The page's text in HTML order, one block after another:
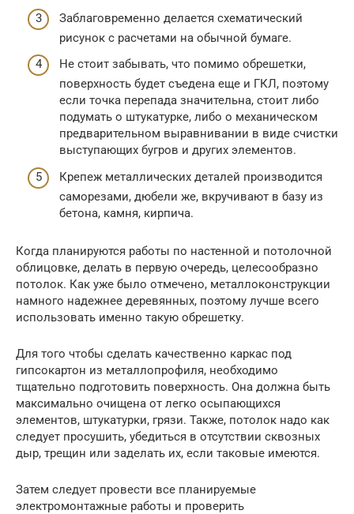
Заблаговременно делается схематический
рисунок с расчетами на обычной бумаге.
Не стоит забывать, что помимо обрешетки,
поверхность будет съедена еще и ГКЛ, поэтому
если точка перепада значительна, стоит либо
подумать о штукатурке, либо о механическом
предварительном выравнивании в виде счистки
выступающих бугров и других элементов.
Крепеж металлических деталей производится
саморезами, дюбели же, вкручивают в базу из
бетона, камня, кирпича.
Когда планируются работы по настенной и потолочной
облицовке, делать в первую очередь, целесообразно
потолок. Как уже было отмечено, металлоконструкции
намного надежнее деревянных, поэтому лучше всего
использовать именно такую обрешетку.
Для того чтобы сделать качественно каркас под
гипсокартон из металлопрофиля, необходимо
тщательно подготовить поверхность. Она должна быть
максимально очищена от легко осыпающихся
элементов, штукатурки, грязи. Также, потолок надо как
следует просушить, убедиться в отсутствии сквозных
дыр, трещин или заделать их, если таковые имеются.
Затем следует провести все планируемые
электромонтажные работы и проверить